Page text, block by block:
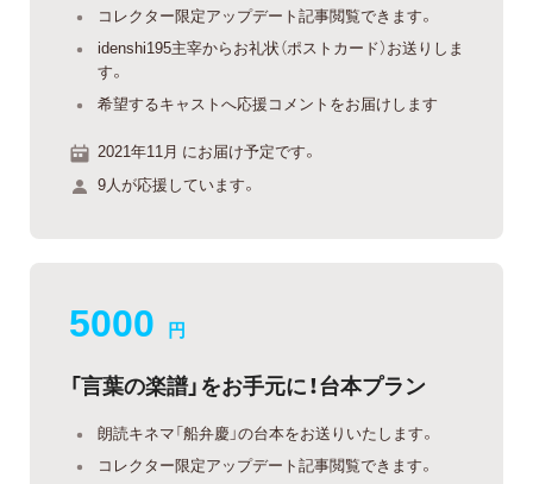
コレクター限定アップデート記事閲覧できます。
idenshi195主宰からお礼状（ポストカード）お送りしま
す。
希望するキャストへ応援コメントをお届けします
2021年11月 にお届け予定です。
9人が応援しています。
5000 円
「言葉の楽譜」をお手元に！台本プラン
朗読キネマ「船弁慶」の台本をお送りいたします。
コレクター限定アップデート記事閲覧できます。